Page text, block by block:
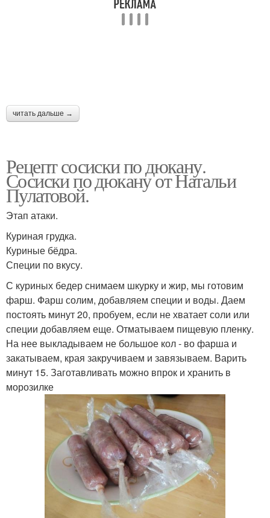
читать дальше →
Рецепт сосиски по дюкану.
Сосиски по дюкану от Натальи
Пулатовой.
Этап атаки.
Куриная грудка.
Куриные бёдра.
Специи по вкусу.
С куриных бедер снимаем шкурку и жир, мы готовим
фарш. Фарш солим, добавляем специи и воды. Даем
постоять минут 20, пробуем, если не хватает соли или
специи добавляем еще. Отматываем пищевую пленку.
На нее выкладываем не большое кол - во фарша и
закатываем, края закручиваем и завязываем. Варить
минут 15. Заготавливать можно впрок и хранить в
морозилке